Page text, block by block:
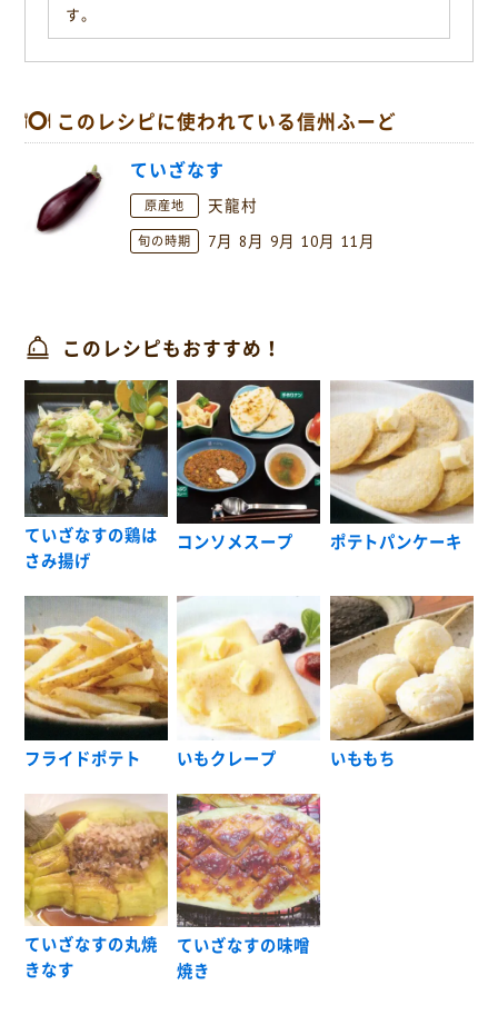
す。
このレシピに使われている信州ふーど
ていざなす
原産地 天龍村
旬の時期 7月 8月 9月 10月 11月
このレシピもおすすめ！
ていざなすの鶏は
さみ揚げ
コンソメスープ ポテトパンケーキ
フライドポテト いもクレープ いももち
ていざなすの丸焼
きなす
ていざなすの味噌
焼き